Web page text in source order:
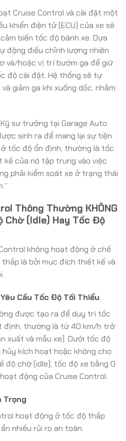
Cruise Control và cài đặt một
khiển điện tử (ECU) của xe sẽ
biến tốc độ bánh xe. Dựa
động điều chỉnh lượng nhiên
và/hoặc vị trí bướm ga để giữ
độ cài đặt. Hệ thống sẽ tự
giảm ga khi xuống dốc, nhằm
Kỹ sư trưởng tại Garage Auto
sinh ra để mang lại sự tiện
ở tốc độ ổn định, thường là tốc
kế của nó tập trung vào việc
phải kiểm soát xe ở trạng thái
Thông Thường KHÔNG
Chờ (Idle) Hay Tốc Độ
không hoạt động ở chế
là bởi mục đích thiết kế và
Cầu Tốc Độ Tối Thiểu
được tạo ra để duy trì tốc
định, thường là từ 40 km/h trở
xuất và mẫu xe). Dưới tốc độ
kích hoạt hoặc không cho
độ chờ (idle), tốc độ xe bằng 0
động của Cruise Control.
Trọng
hoạt động ở tốc độ thấp
nhiều rủi ro an toàn: